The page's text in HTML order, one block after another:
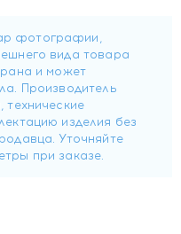
кислоты),
кожи
успокаивающее,
действия
по лицу и шее